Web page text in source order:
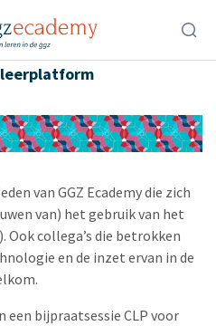
leerplatform
van GGZ Ecademy die zich
van) het gebruik van het
collega’s die betrokken
en de inzet ervan in de
een bijpraatsessie CLP voor